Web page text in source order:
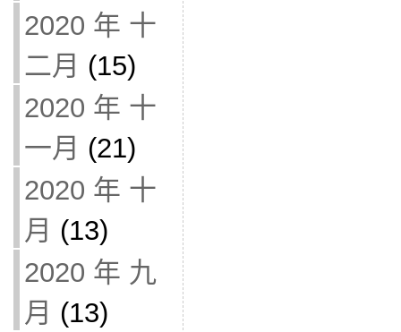
2020 年 十
二月 (15)
2020 年 十
一月 (21)
2020 年 十
月 (13)
2020 年 九
月 (13)